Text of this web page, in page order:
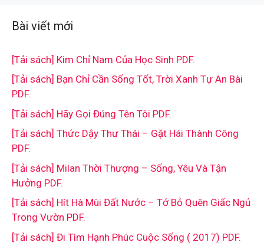
Bài viết mới
[Tải sách] Kim Chỉ Nam Của Học Sinh PDF.
[Tải sách] Bạn Chỉ Cần Sống Tốt, Trời Xanh Tự An Bài
PDF.
[Tải sách] Hãy Gọi Đúng Tên Tôi PDF.
[Tải sách] Thức Dậy Thư Thái – Gặt Hái Thành Công
PDF.
[Tải sách] Milan Thời Thượng – Sống, Yêu Và Tận
Hưởng PDF.
[Tải sách] Hít Hà Mùi Đất Nước – Tớ Bỏ Quên Giấc Ngủ
Trong Vườn PDF.
[Tải sách] Đi Tìm Hạnh Phúc Cuộc Sống ( 2017) PDF.